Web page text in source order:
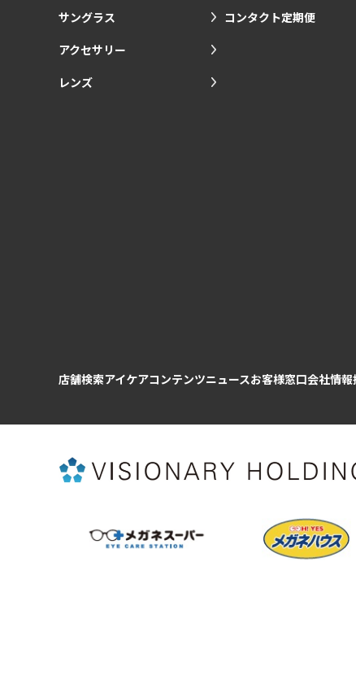
サングラス
アクセサリー
レンズ
コンタクト定期便
店舗検索アイケアコンテンツニュースお客様窓口会社情報